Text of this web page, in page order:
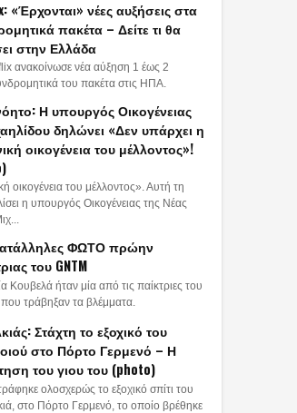
«Έρχονται» νέες αυξήσεις στα
πακέτα – Δείτε τι θα
στην Ελλάδα
ανακοίνωσε νέα αύξηση 1 έως 2
του πακέτα στις ΗΠΑ.
Η υπουργός Οικογένειας
δηλώνει «Δεν υπάρχει η
οικογένεια του μέλλοντος»!
οικογένεια του μέλλοντος». Αυτή τη
η υπουργός Οικογένειας της Νέας
ΦΩΤΟ πρώην
του GNTM
Κουβελά ήταν μία από τις παίκτριες του
τράβηξαν τα βλέμματα.
Στάχτη το εξοχικό του
στο Πόρτο Γερμενό – Η
του γιου του (photo)
ολοσχερώς το εξοχικό σπίτι του
στο Πόρτο Γερμενό, το οποίο βρέθηκε